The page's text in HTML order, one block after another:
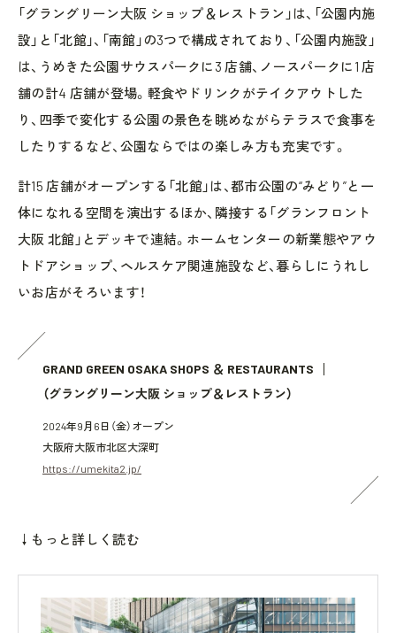
「グラングリーン大阪 ショップ＆レストラン」は、「公園内施
設」と「北館」、「南館」の3つで構成されており、「公園内施設」
は、うめきた公園サウスパークに3 店舗、ノースパークに1 店
舗の計4 店舗が登場。軽食やドリンクがテイクアウトした
り、四季で変化する公園の景色を眺めながらテラスで食事を
したりするなど、公園ならではの楽しみ方も充実です。
計15 店舗がオープンする「北館」は、都市公園の“みどり”と一
体になれる空間を演出するほか、隣接する「グランフロント
大阪 北館」とデッキで連結。ホームセンターの新業態やアウ
トドアショップ、ヘルスケア関連施設など、暮らしにうれし
いお店がそろいます！
GRAND GREEN OSAKA SHOPS ＆ RESTAURANTS
（グラングリーン大阪 ショップ＆レストラン）
2024年9月6日（金）オープン
大阪府大阪市北区大深町
https://umekita2.jp/
↓もっと詳しく読む